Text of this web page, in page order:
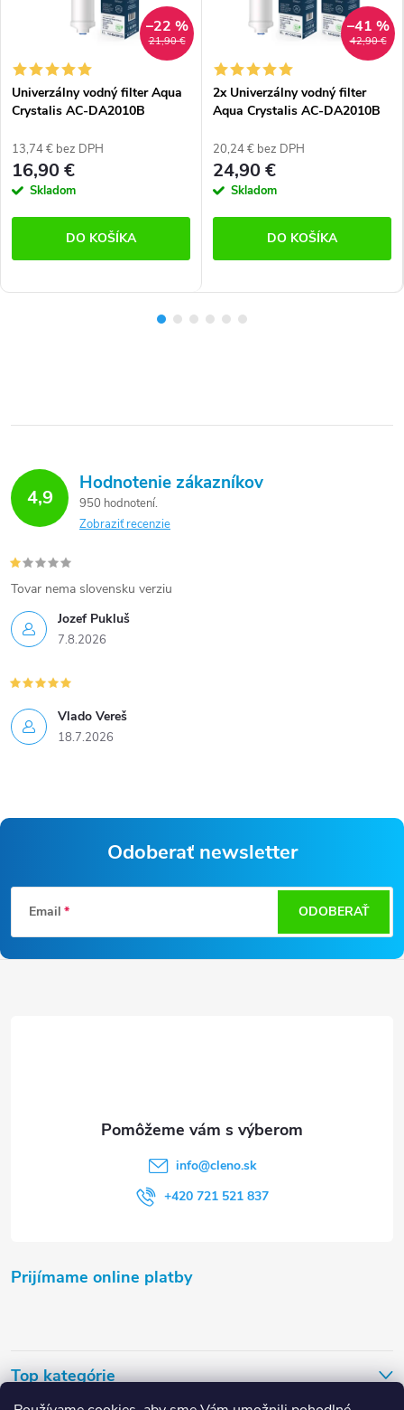
21,90 €
–22 %
Univerzálny vodný filter Aqua
Crystalis AC-DA2010B
13,74 € bez DPH
16,90 €
Skladom
DO KOŠÍKA
42,90 €
–41 %
2x Univerzálny vodný filter
Aqua Crystalis AC-DA2010B
20,24 € bez DPH
24,90 €
Skladom
DO KOŠÍKA
4,9
Hodnotenie zákazníkov
950 hodnotení
Zobraziť recenzie
Jozef Pukluš
7.8.2026
Tovar nema slovensku verziu
Vlado Vereš
18.7.2026
Z
á
p
Odoberať newsletter
Email ODOBERAŤ
info@cleno.sk
+420 721 521 837
Prijímame online platby
Top kategórie